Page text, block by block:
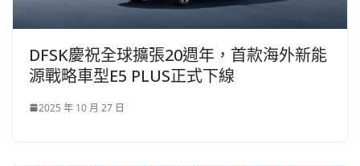
DFSK慶祝全球擴張20週年，首款海外新能
源戰略車型E5 PLUS正式下線
2025 年 10 月 27 日